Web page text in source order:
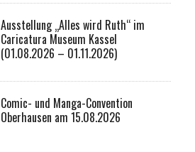
Ausstellung „Alles wird Ruth“ im
Caricatura Museum Kassel
(01.08.2026 – 01.11.2026)
Comic- und Manga-Convention
Oberhausen am 15.08.2026